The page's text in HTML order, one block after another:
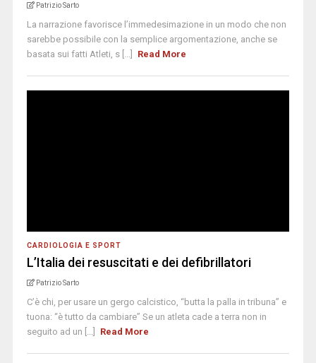
Patrizio Sarto
La narrazione favorisce l’immedesimazione in un modo che non
sarebbe possibile con la semplice argomentazione, anche se
basata sui fatti Atleti, s [...]
Read More
CARDIOLOGIA E SPORT
L’Italia dei resuscitati e dei defibrillatori
Patrizio Sarto
C’è chi, per usare un gergo calcistico, “butta la palla in tribuna” e
tuona: “è tutto da cambiare” Se un atleta cade a terra non in
seguito ad un [...]
Read More